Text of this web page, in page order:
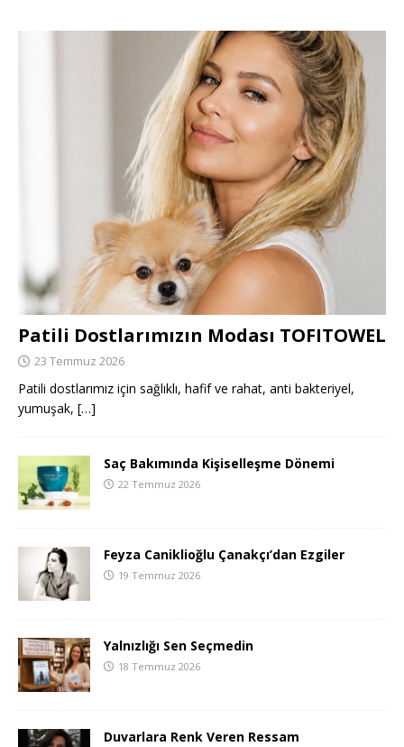
Patili Dostlarımızın Modası TOFITOWEL
23 Temmuz 2026
Patili dostlarımız için sağlıklı, hafif ve rahat, anti bakteriyel,
yumuşak, […]
Saç Bakımında Kişiselleşme Dönemi
22 Temmuz 2026
Feyza Caniklioğlu Çanakçı’dan Ezgiler
19 Temmuz 2026
Yalnızlığı Sen Seçmedin
18 Temmuz 2026
Duvarlara Renk Veren Ressam